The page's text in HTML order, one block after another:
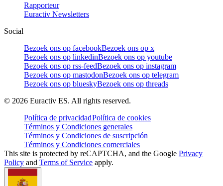
Rapporteur
Euractiv Newsletters
Social
Bezoek ons op facebookBezoek ons op x
Bezoek ons op linkedinBezoek ons op youtube
Bezoek ons op rss-feedBezoek ons op instagram
Bezoek ons op mastodonBezoek ons op telegram
Bezoek ons op blueskyBezoek ons op threads
© 2026 Euractiv ES. All rights reserved.
Política de privacidadPolítica de cookies
Términos y Condiciones generales
Términos y Condiciones de suscripción
Términos y Condiciones comerciales
This site is protected by reCAPTCHA, and the Google Privacy
Policy and Terms of Service apply.